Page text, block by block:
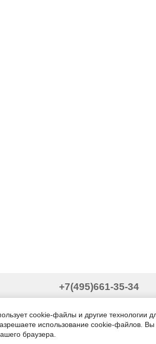
+7(495)661-35-34
krovli2010@mail.ru
cookie-файлы и другие технологии
использование cookie-файлов.
браузера.